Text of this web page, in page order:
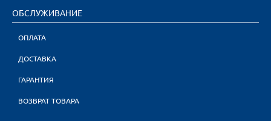
ОБСЛУЖИВАНИЕ
ОПЛАТА
ДОСТАВКА
ГАРАНТИЯ
ВОЗВРАТ ТОВАРА